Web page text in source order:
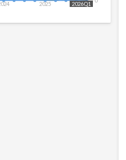
2025 2026
2026Q1